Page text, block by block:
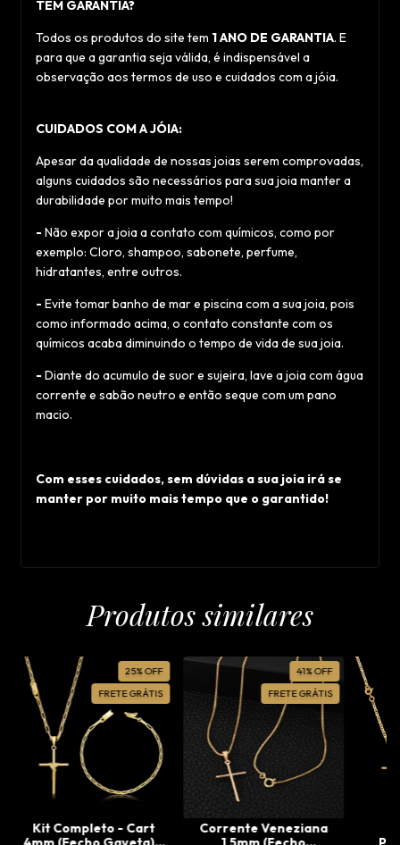
TEM GARANTIA?
Todos os produtos do site tem 1 ANO DE GARANTIA. E
para que a garantia seja válida, é indispensável a
observação aos termos de uso e cuidados com a jóia.
CUIDADOS COM A JÓIA:
Apesar da qualidade de nossas joias serem comprovadas,
alguns cuidados são necessários para sua joia manter a
durabilidade por muito mais tempo!
- Não expor a joia a contato com químicos, como por
exemplo: Cloro, shampoo, sabonete, perfume,
hidratantes, entre outros.
- Evite tomar banho de mar e piscina com a sua joia, pois
como informado acima, o contato constante com os
químicos acaba diminuindo o tempo de vida de sua joia.
- Diante do acumulo de suor e sujeira, lave a joia com água
corrente e sabão neutro e então seque com um pano
macio.
Com esses cuidados, sem dúvidas a sua joia irá se
manter por muito mais tempo que o garantido!
Produtos similares
25%OFF
FRETE GRÁTIS
Kit Completo - Cart
41%OFF
FRETE GRÁTIS
Corrente Veneziana